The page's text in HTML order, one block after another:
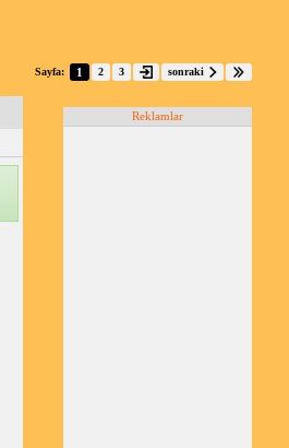
E-Posta Aboneliği
Sayfa: 1 2 3 sonraki
Reklamlar